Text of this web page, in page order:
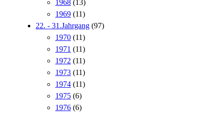
1968 (13)
1969 (11)
22. - 31.Jahrgang (97)
1970 (11)
1971 (11)
1972 (11)
1973 (11)
1974 (11)
1975 (6)
1976 (6)